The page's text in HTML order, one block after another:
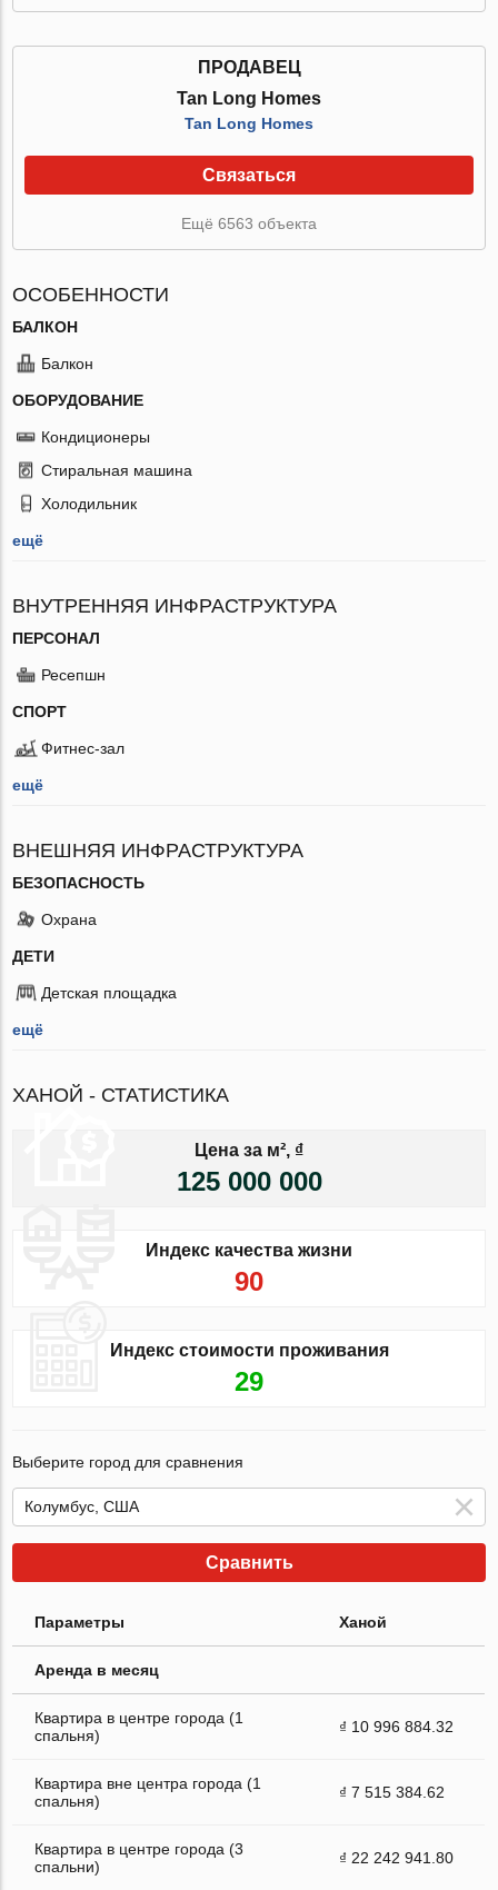
ПРОДАВЕЦ
Tan Long Homes
Tan Long Homes
Связаться
Ещё 6563 объекта
ОСОБЕННОСТИ
БАЛКОН
Балкон
ОБОРУДОВАНИЕ
Кондиционеры
Стиральная машина
Холодильник
ещё
ВНУТРЕННЯЯ ИНФРАСТРУКТУРА
ПЕРСОНАЛ
Ресепшн
СПОРТ
Фитнес-зал
ещё
ВНЕШНЯЯ ИНФРАСТРУКТУРА
БЕЗОПАСНОСТЬ
Охрана
ДЕТИ
Детская площадка
ещё
ХАНОЙ - СТАТИСТИКА
Цена за м², ₫
125 000 000
Индекс качества жизни
90
Индекс стоимости проживания
29
Выберите город для сравнения
Сравнить
Параметры Ханой
Аренда в месяц
Квартира в центре города (1
спальня)
₫ 10 996 884.32
Квартира вне центра города (1
спальня)
₫ 7 515 384.62
Квартира в центре города (3
спальни)
₫ 22 242 941.80